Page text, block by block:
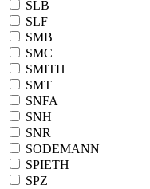
SLB
SLF
SMB
SMC
SMITH
SMT
SNFA
SNH
SNR
SODEMANN
SPIETH
SPZ